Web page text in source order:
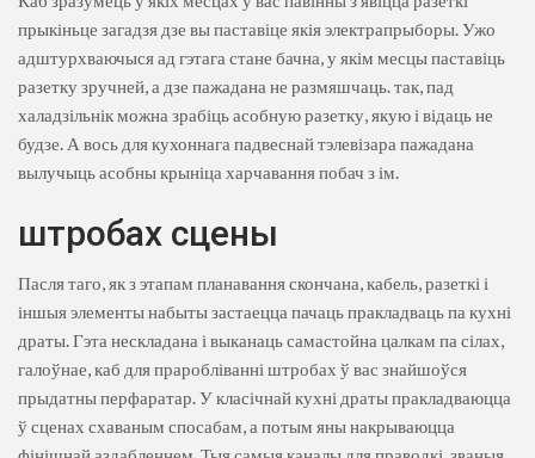
прыкіньце загадзя дзе вы паставіце якія электрапрыборы. Ужо
адштурхваючыся ад гэтага стане бачна, у якім месцы паставіць
разетку зручней, а дзе пажадана не размяшчаць. так, пад
халадзільнік можна зрабіць асобную разетку, якую і відаць не
будзе. А вось для кухоннага падвеснай тэлевізара пажадана
вылучыць асобны крыніца харчавання побач з ім.
штробах сцены
Пасля таго, як з этапам планавання скончана, кабель, разеткі і
іншыя элементы набыты застаецца пачаць пракладваць па кухні
драты. Гэта нескладана і выканаць самастойна цалкам па сілах,
галоўнае, каб для праробліванні штробах ў вас знайшоўся
прыдатны перфаратар. У класічнай кухні драты пракладваюцца
ў сценах схаваным спосабам, а потым яны накрываюцца